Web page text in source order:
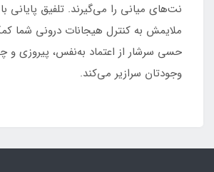
نت‌های میانی را می‌گیرند. تلفیق پایانی
ملایمش به کنترل هیجانات درونی شما
حسی سرشار از اعتماد به‌نفس، پیروزی و
وجودتان سرازیر می‌کند.